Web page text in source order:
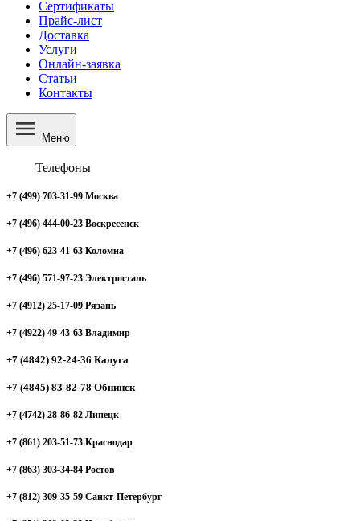
Сертификаты
Прайс-лист
Доставка
Услуги
Онлайн-заявка
Статьи
Контакты
Меню
Телефоны
+7 (499) 703-31-99 Москва
+7 (496) 444-00-23 Воскресенск
+7 (496) 623-41-63 Коломна
+7 (496) 571-97-23 Электросталь
+7 (4912) 25-17-09 Рязань
+7 (4922) 49-43-63 Владимир
+7 (4842) 92-24-36 Калуга
+7 (4845) 83-82-78 Обнинск
+7 (4742) 28-86-82 Липецк
+7 (861) 203-51-73 Краснодар
+7 (863) 303-34-84 Ростов
+7 (812) 309-35-59 Санкт-Петербург